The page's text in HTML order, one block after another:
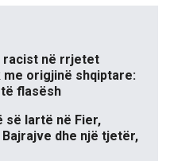
racist në rrjetet
origjinë shqiptare:
flasësh
së lartë në Fier,
dhe një tjetër,